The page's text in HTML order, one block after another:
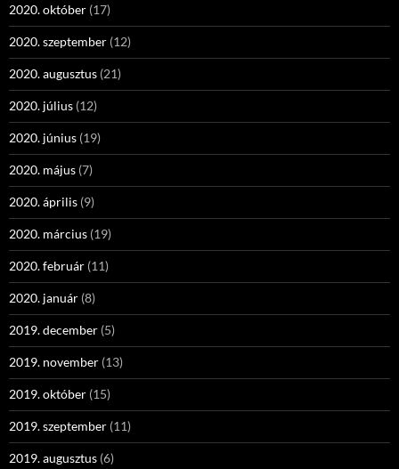
2020. október (17)
2020. szeptember (12)
2020. augusztus (21)
2020. július (12)
2020. június (19)
2020. május (7)
2020. április (9)
2020. március (19)
2020. február (11)
2020. január (8)
2019. december (5)
2019. november (13)
2019. október (15)
2019. szeptember (11)
2019. augusztus (6)